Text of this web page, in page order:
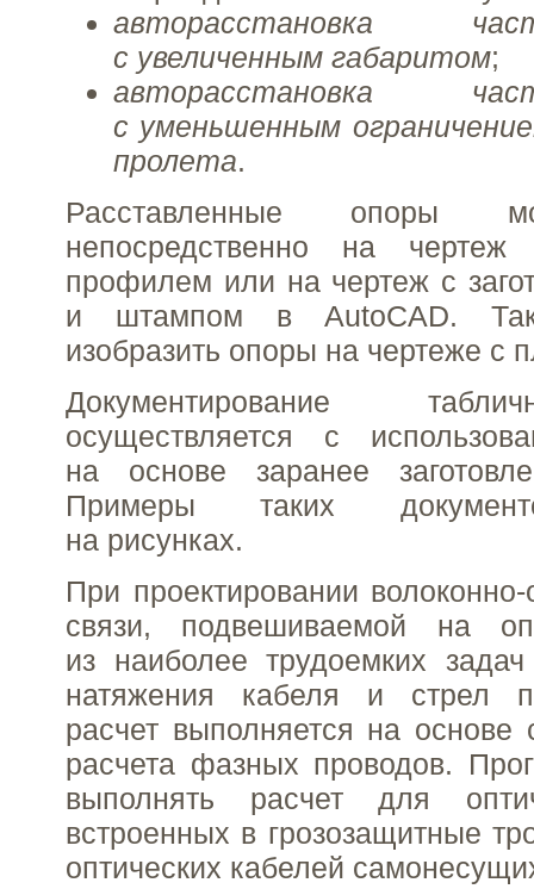
авторасстановка
с увеличенным габаритом;
авторасстановка
с уменьшенным
пролета.
Расставленные опоры
непосредственно на
профилем или на чертеж с
и штампом в AutoCAD.
изобразить опоры на чертеже с
Документирование
осуществляется с
на основе заранее
Примеры таких
на рисунках.
При проектировании
связи, подвешиваемой на
из наиболее трудоемких
натяжения кабеля и стрел
расчет выполняется на основе
расчета фазных проводов.
выполнять расчет для
встроенных в грозозащитные
оптических кабелей